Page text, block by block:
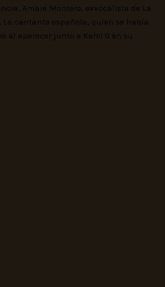
Amaia Montero, exvocalista de La
La cantante española, quien se había
al aparecer junto a Karol G en su